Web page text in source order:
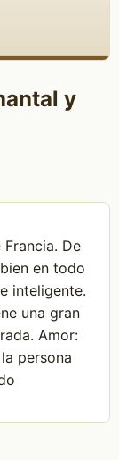
y
De
en todo
inteligente.
una gran
Amor:
persona